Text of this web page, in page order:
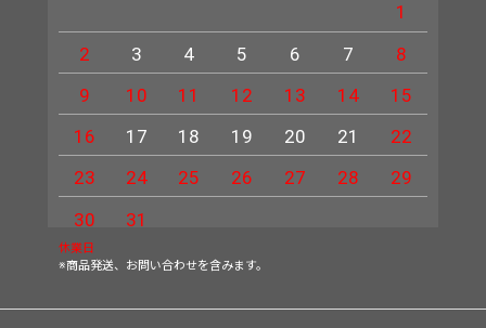
1
2
3 4 5 6 7
8
9
10 11 12 13 14
15
16
17 18 19 20 21
22
23
24 25 26 27 28
29
30
31
休業日
※商品発送、お問い合わせを含みます。